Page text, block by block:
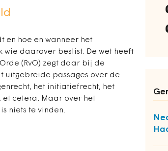
en hoe en wanneer het
daarover beslist. De wet heeft
(RvO) zegt daar bij de
uitgebreide passages over de
het initiatiefrecht, het
et cetera. Maar over het
niets te vinden.